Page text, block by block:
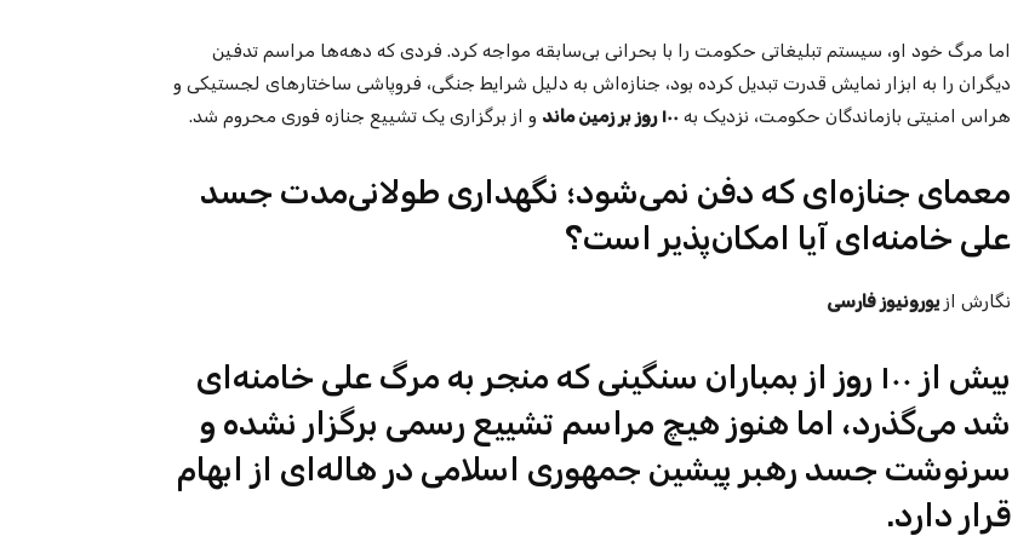
اما مرگ خود او، سیستم تبلیغاتی حکومت را با بحرانی بی‌سابقه مواجه کرد. فردی که دهه‌ها مراسم تدفین
دیگران را به ابزار نمایش قدرت تبدیل کرده بود، جنازه‌اش به دلیل شرایط جنگی، فروپاشی ساختارهای لجستیکی و
هراس امنیتی بازماندگان حکومت، نزدیک به ۱۰۰ روز بر زمین ماند و از برگزاری یک تشییع جنازه فوری محروم شد.
معمای جنازه‌ای که دفن نمی‌شود؛ نگهداری طولانی‌مدت جسد
علی خامنه‌ای آیا امکان‌پذیر است؟
نگارش از یورونیوز فارسی
بیش از ۱۰۰ روز از بمباران سنگینی که منجر به مرگ علی خامنه‌ای
شد می‌گذرد، اما هنوز هیچ مراسم تشییع رسمی برگزار نشده و
سرنوشت جسد رهبر پیشین جمهوری اسلامی در هاله‌ای از ابهام
قرار دارد.